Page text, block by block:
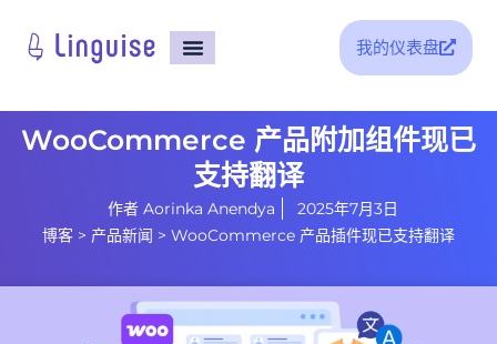
我的仪表盘
WooCommerce 产品附加组件现已
支持翻译
作者 Aorinka Anendya
2025年7月3日
博客 > 产品新闻 > WooCommerce 产品插件现已支持翻译